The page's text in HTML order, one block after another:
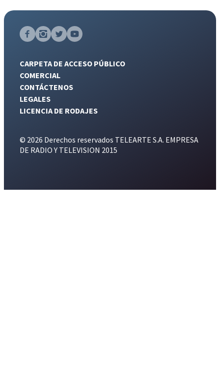
CARPETA DE ACCESO PÚBLICO
COMERCIAL
CONTÁCTENOS
LEGALES
LICENCIA DE RODAJES
© 2026 Derechos reservados TELEARTE S.A. EMPRESA
DE RADIO Y TELEVISION 2015